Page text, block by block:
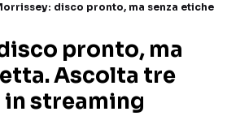
TESTI CANZONI
TOUR ED EVENTI
TALENT SHOW
disco pronto, ma senza
pronto, ma
Ascolta tre
streaming